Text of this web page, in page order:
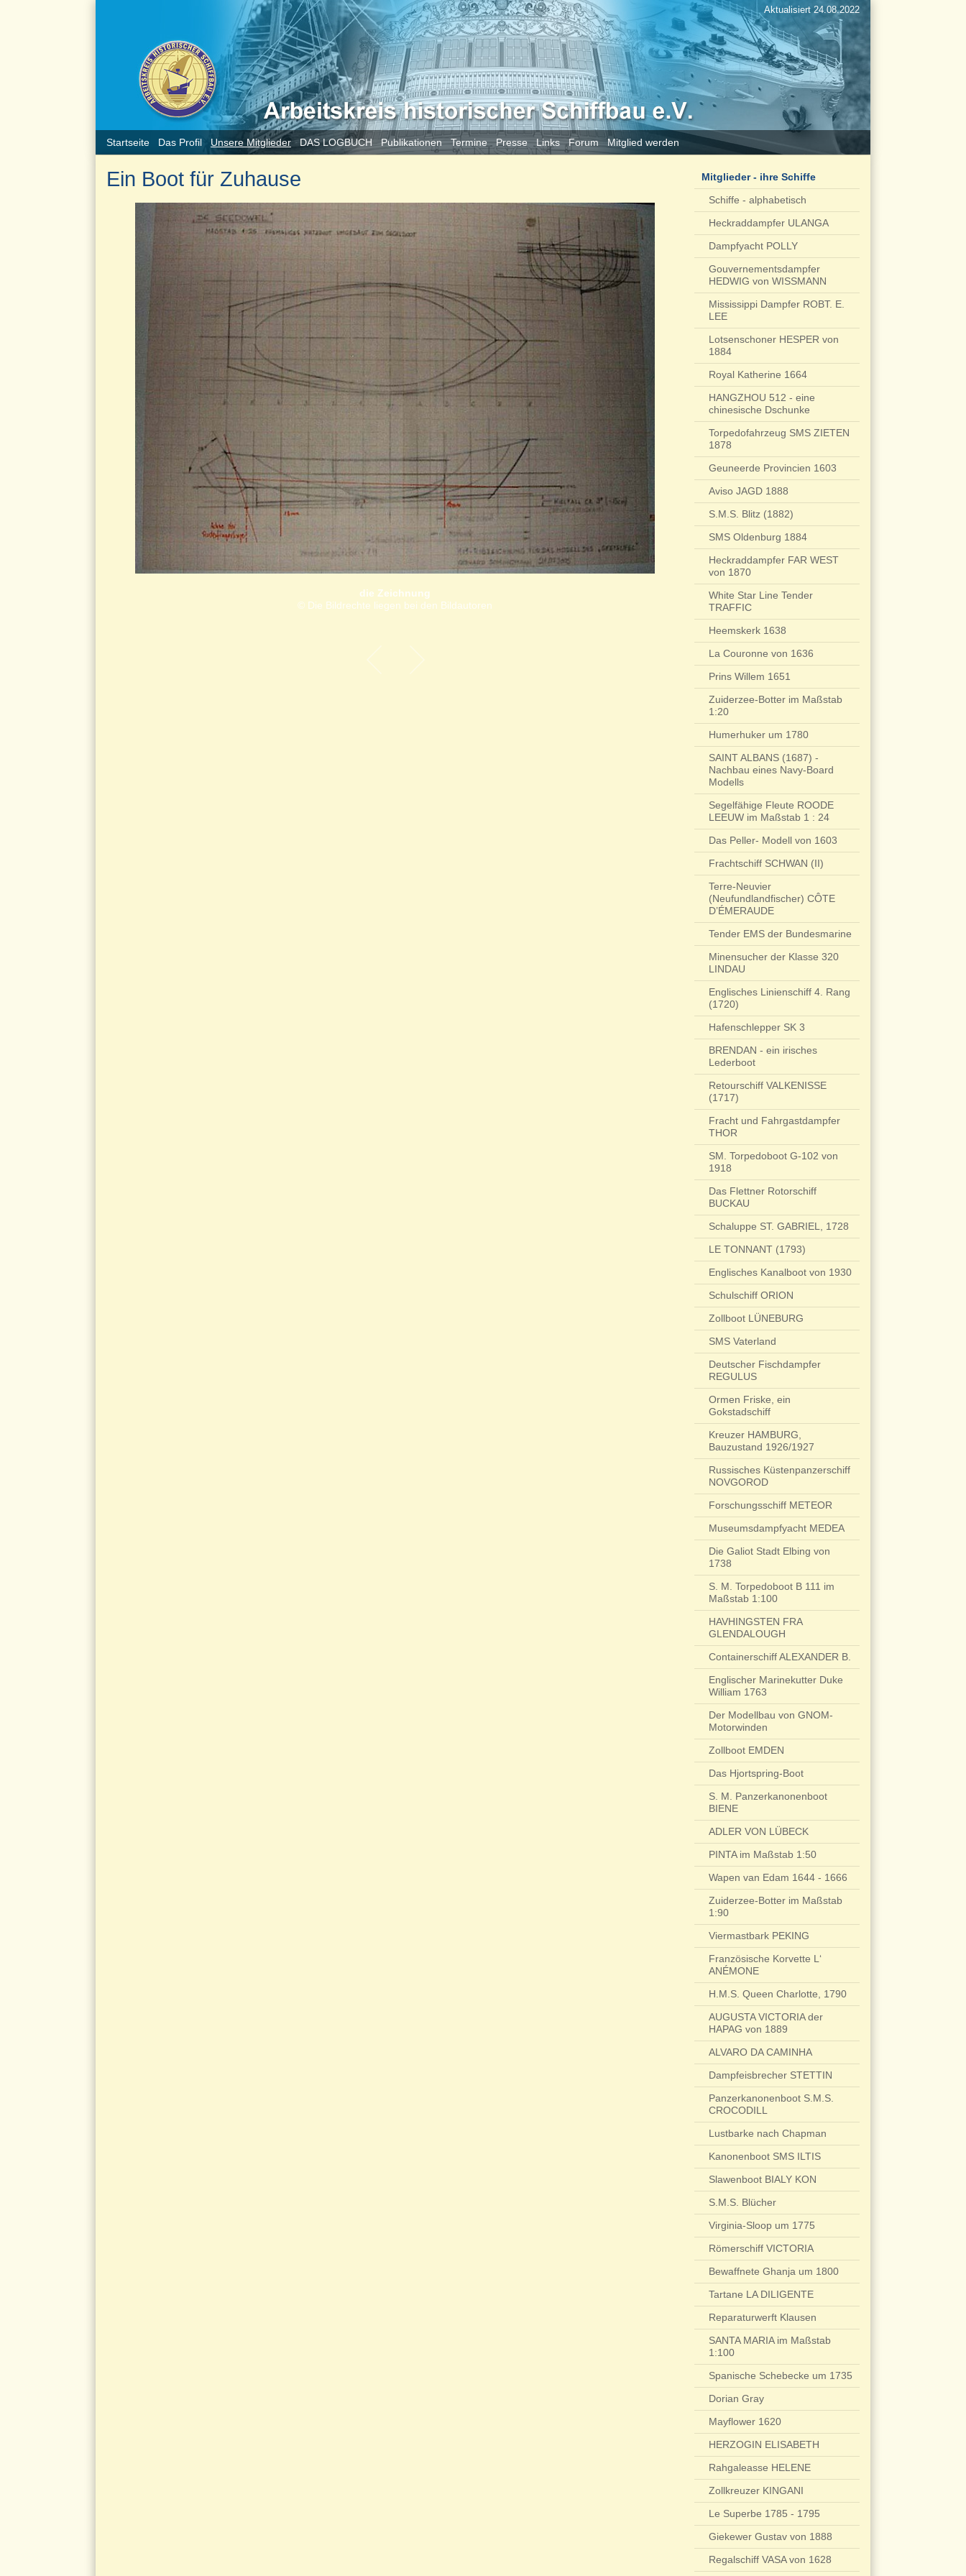
Startseite Das Profil Unsere Mitglieder DAS LOGBUCH Publikationen Termine Presse Links Forum Mitglied werden
Aktualisiert 24.08.2022
Ein Boot für Zuhause
die Zeichnung
© Die Bildrechte liegen bei den Bildautoren
Mitglieder - ihre Schiffe
Schiffe - alphabetisch
Heckraddampfer ULANGA
Dampfyacht POLLY
Gouvernementsdampfer
HEDWIG von WISSMANN
Mississippi Dampfer ROBT. E.
LEE
Lotsenschoner HESPER von
1884
Royal Katherine 1664
HANGZHOU 512 - eine
chinesische Dschunke
Torpedofahrzeug SMS ZIETEN
1878
Geuneerde Provincien 1603
Aviso JAGD 1888
S.M.S. Blitz (1882)
SMS Oldenburg 1884
Heckraddampfer FAR WEST
von 1870
White Star Line Tender
TRAFFIC
Heemskerk 1638
La Couronne von 1636
Prins Willem 1651
Zuiderzee-Botter im Maßstab
1:20
Humerhuker um 1780
SAINT ALBANS (1687) -
Nachbau eines Navy-Board
Modells
Segelfähige Fleute ROODE
LEEUW im Maßstab 1 : 24
Das Peller- Modell von 1603
Frachtschiff SCHWAN (II)
Terre-Neuvier
(Neufundlandfischer) CÔTE
D’ÉMERAUDE
Tender EMS der Bundesmarine
Minensucher der Klasse 320
LINDAU
Englisches Linienschiff 4. Rang
(1720)
Hafenschlepper SK 3
BRENDAN - ein irisches
Lederboot
Retourschiff VALKENISSE
(1717)
Fracht und Fahrgastdampfer
THOR
SM. Torpedoboot G-102 von
1918
Das Flettner Rotorschiff
BUCKAU
Schaluppe ST. GABRIEL, 1728
LE TONNANT (1793)
Englisches Kanalboot von 1930
Schulschiff ORION
Zollboot LÜNEBURG
SMS Vaterland
Deutscher Fischdampfer
REGULUS
Ormen Friske, ein
Gokstadschiff
Kreuzer HAMBURG,
Bauzustand 1926/1927
Russisches Küstenpanzerschiff
NOVGOROD
Forschungsschiff METEOR
Museumsdampfyacht MEDEA
Die Galiot Stadt Elbing von
1738
S. M. Torpedoboot B 111 im
Maßstab 1:100
HAVHINGSTEN FRA
GLENDALOUGH
Containerschiff ALEXANDER B.
Englischer Marinekutter Duke
William 1763
Der Modellbau von GNOM-
Motorwinden
Zollboot EMDEN
Das Hjortspring-Boot
S. M. Panzerkanonenboot
BIENE
ADLER VON LÜBECK
PINTA im Maßstab 1:50
Wapen van Edam 1644 - 1666
Zuiderzee-Botter im Maßstab
1:90
Viermastbark PEKING
Französische Korvette L‘
ANÉMONE
H.M.S. Queen Charlotte, 1790
AUGUSTA VICTORIA der
HAPAG von 1889
ALVARO DA CAMINHA
Dampfeisbrecher STETTIN
Panzerkanonenboot S.M.S.
CROCODILL
Lustbarke nach Chapman
Kanonenboot SMS ILTIS
Slawenboot BIALY KON
S.M.S. Blücher
Virginia-Sloop um 1775
Römerschiff VICTORIA
Bewaffnete Ghanja um 1800
Tartane LA DILIGENTE
Reparaturwerft Klausen
SANTA MARIA im Maßstab
1:100
Spanische Schebecke um 1735
Dorian Gray
Mayflower 1620
HERZOGIN ELISABETH
Rahgaleasse HELENE
Zollkreuzer KINGANI
Le Superbe 1785 - 1795
Giekewer Gustav von 1888
Regalschiff VASA von 1628